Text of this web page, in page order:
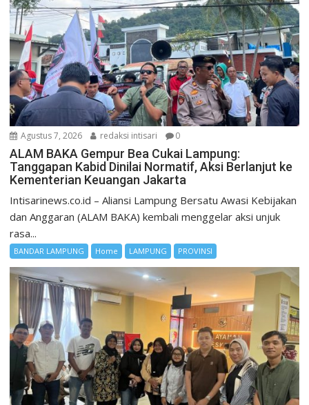
Agustus 7, 2026 redaksi intisari 0
ALAM BAKA Gempur Bea Cukai Lampung:
Tanggapan Kabid Dinilai Normatif, Aksi Berlanjut ke
Kementerian Keuangan Jakarta
Intisarinews.co.id – Aliansi Lampung Bersatu Awasi Kebijakan
dan Anggaran (ALAM BAKA) kembali menggelar aksi unjuk
rasa...
BANDAR LAMPUNG Home LAMPUNG PROVINSI